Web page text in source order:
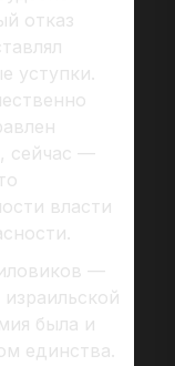
отказ
уступки.
сейчас —
власти
—
была и
единства.